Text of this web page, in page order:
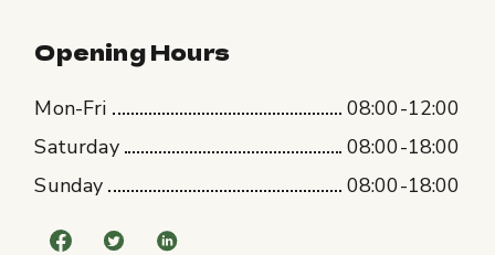
Opening Hours
Mon-Fri
08:00-12:00
Saturday
08:00-18:00
Sunday
08:00-18:00